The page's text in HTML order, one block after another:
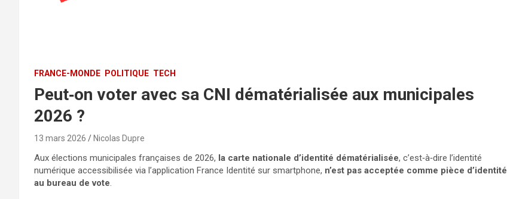
FRANCE-MONDE POLITIQUE TECH
Peut‑on voter avec sa CNI dématérialisée aux municipales
2026 ?
13 mars 2026 Nicolas Dupre
Aux élections municipales françaises de 2026, la carte nationale d’identité dématérialisée, c’est‑à‑dire l’identité
numérique accessibilisée via l’application France Identité sur smartphone, n’est pas acceptée comme pièce d’identité
au bureau de vote.